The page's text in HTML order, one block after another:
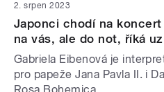
2. srpen 2023
Japonci chodí na
na vás, ale do not, říká
Gabriela Eibenová je
pro papeže Jana Pavla II. i